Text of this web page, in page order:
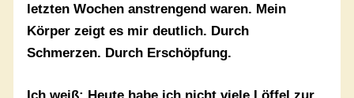
letzten Wochen anstrengend waren. Mein
Körper zeigt es mir deutlich. Durch
Schmerzen. Durch Erschöpfung.
Ich weiß: Heute habe ich nicht viele Löffel zur